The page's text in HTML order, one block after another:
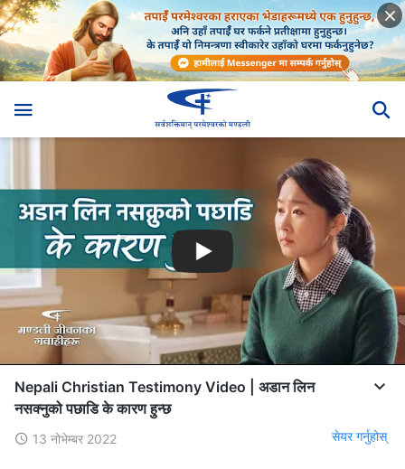
Nepali Christian Testimony Video | अडान लिन
नसक्नुको पछाडि के कारण हुन्छ
13 नोभेम्बर 2022 सेयर गर्नुहोस्